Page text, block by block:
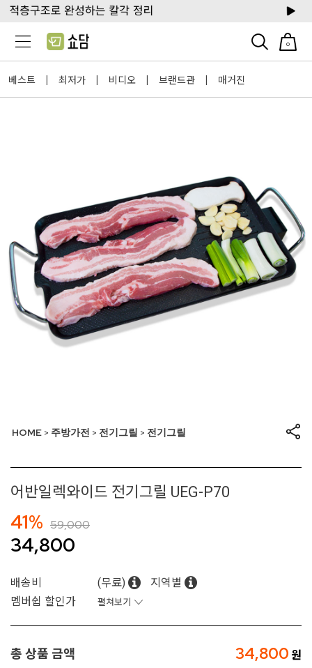
0
베스트 | 최저가 | 비디오 | 브랜드관 | 매거진
HOME > 주방가전 > 전기그릴 > 전기그릴
어반일렉와이드 전기그릴 UEG-P70
41% 59,000
34,800
배송비 (무료)
지역별
멤버쉽 할인가
펼쳐보기
총 상품 금액 34,800